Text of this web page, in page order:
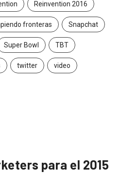
Reinvention 2016
fronteras Snapchat
Super Bowl TBT
twitter video
para el 2015